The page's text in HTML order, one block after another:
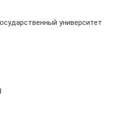
университет